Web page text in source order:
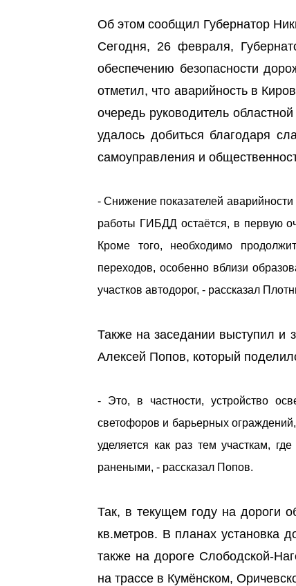
Об этом сообщил Губернатор
Сегодня, 26 февраля,
обеспечению безопасности
отметил, что аварийность в
очередь руководитель
удалось добиться благодаря
самоуправления и
- Снижение показателей
работы ГИБДД остаётся, в первую
Кроме того, необходимо
переходов, особенно вблизи
участков автодорог, - рассказал
Также на заседании выступил и
Алексей Попов, который
- Это, в частности, устройство
светофоров и барьерных
уделяется как раз тем участкам,
ранеными, - рассказал Попов.
Так, в текущем году на дороги
кв.метров. В планах установка
также на дороге Слободской-
на трассе в Кумёнском,